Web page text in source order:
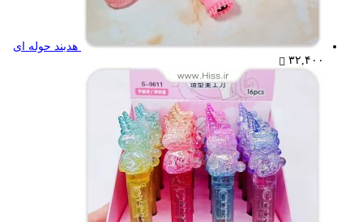
هدبند حوله ای
۳۲,۴۰۰